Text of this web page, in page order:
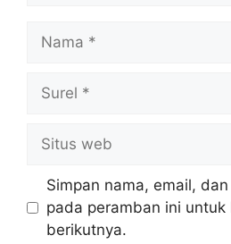
web
Simpan nama, email,
pada peramban ini untuk
berikutnya.